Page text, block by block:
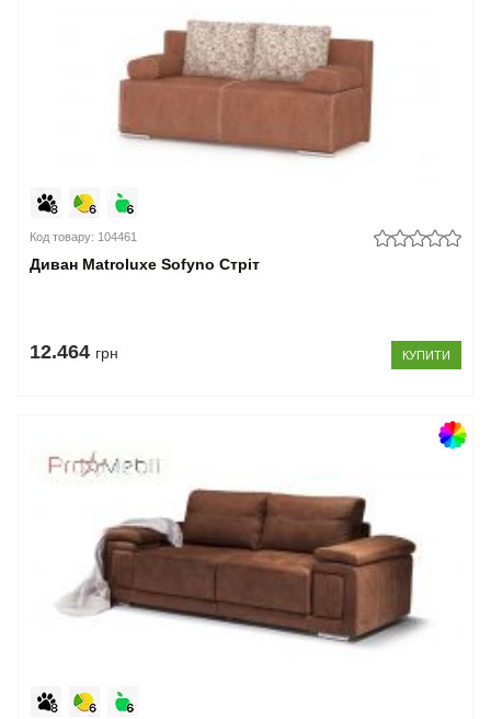
Код товару: 104461
Диван Matroluxe Sofyno Стріт
12.464 грн КУПИТИ